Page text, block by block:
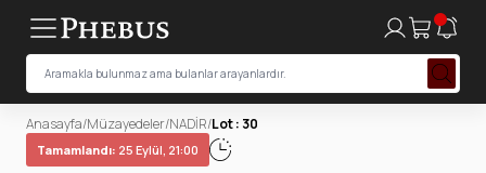
Anasayfa/Müzayedeler/NADİR/Lot : 30
Tamamlandı: 25 Eylül, 21:00